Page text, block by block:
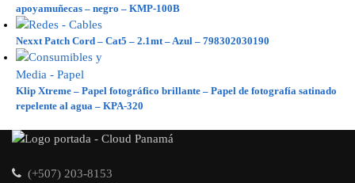
apoyamuñecas – negro – KMP-100B
Nexxt Patch Cord – Cat5 – 2.1mt – Azul – 798302030190
Klip Xtreme – Papel fotográfico brillante – Papel de fotografía satinado
repelente al agua – KPA-320
(+507) 203-8153